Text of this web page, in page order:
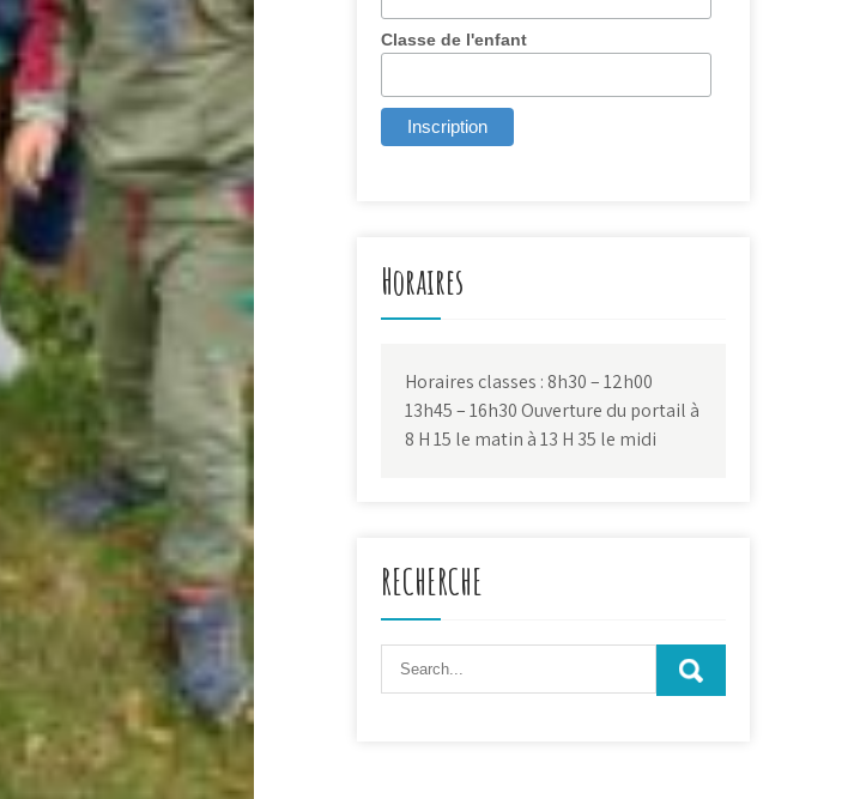
Classe de l'enfant
Horaires
Horaires classes : 8h30 – 12h00
13h45 – 16h30 Ouverture du portail à
8 H 15 le matin à 13 H 35 le midi
RECHERCHE